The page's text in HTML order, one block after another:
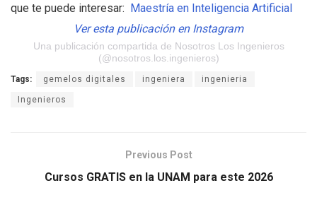
que te puede interesar: Maestría en Inteligencia Artificial
Ver esta publicación en Instagram
Una publicación compartida de Nosotros Los Ingenieros
(@nosotros.los.ingenieros)
Tags: gemelos digitales ingeniera ingenieria
Ingenieros
Previous Post
Cursos GRATIS en la UNAM para este 2026